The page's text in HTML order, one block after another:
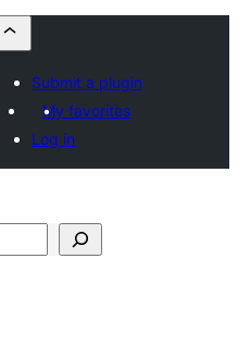
Submit a plugin
My favorites
Log in